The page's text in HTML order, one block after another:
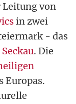
von
in zwei
- das
. Die
Europas.